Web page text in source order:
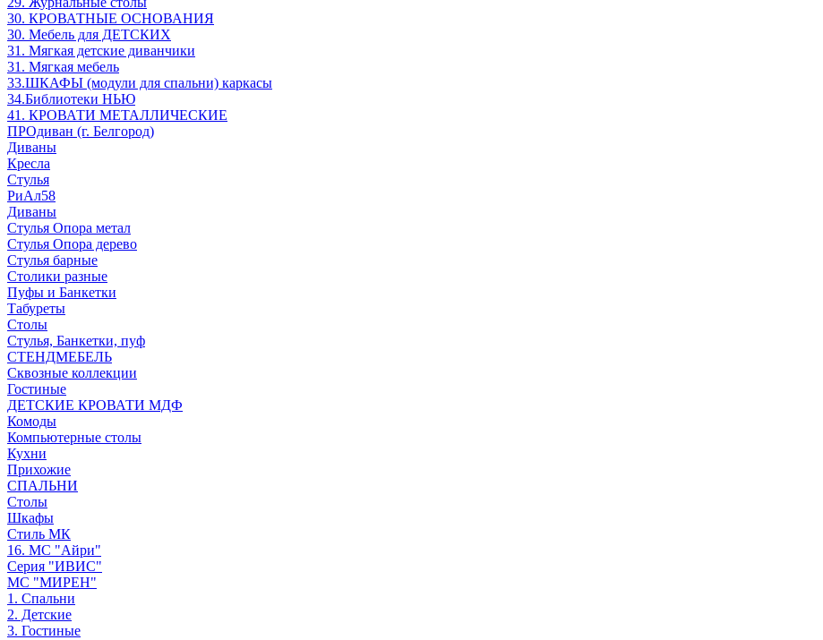
30. КРОВАТНЫЕ ОСНОВАНИЯ
30. Мебель для ДЕТСКИХ
31. Мягкая детские диванчики
31. Мягкая мебель
33.ШКАФЫ (модули для спальни) каркасы
34.Библиотеки НЬЮ
41. КРОВАТИ МЕТАЛЛИЧЕСКИЕ
ПРОдиван (г. Белгород)
Диваны
Кресла
Стулья
РиАл58
Диваны
Стулья Опора метал
Стулья Опора дерево
Стулья барные
Столики разные
Пуфы и Банкетки
Табуреты
Столы
Стулья, Банкетки, пуф
СТЕНДМЕБЕЛЬ
Сквозные коллекции
Гостиные
ДЕТСКИЕ КРОВАТИ МДФ
Комоды
Компьютерные столы
Кухни
Прихожие
СПАЛЬНИ
Столы
Шкафы
Стиль МК
16. МС "Айри"
Серия "ИВИС"
МС "МИРЕН"
1. Спальни
2. Детские
3. Гостиные